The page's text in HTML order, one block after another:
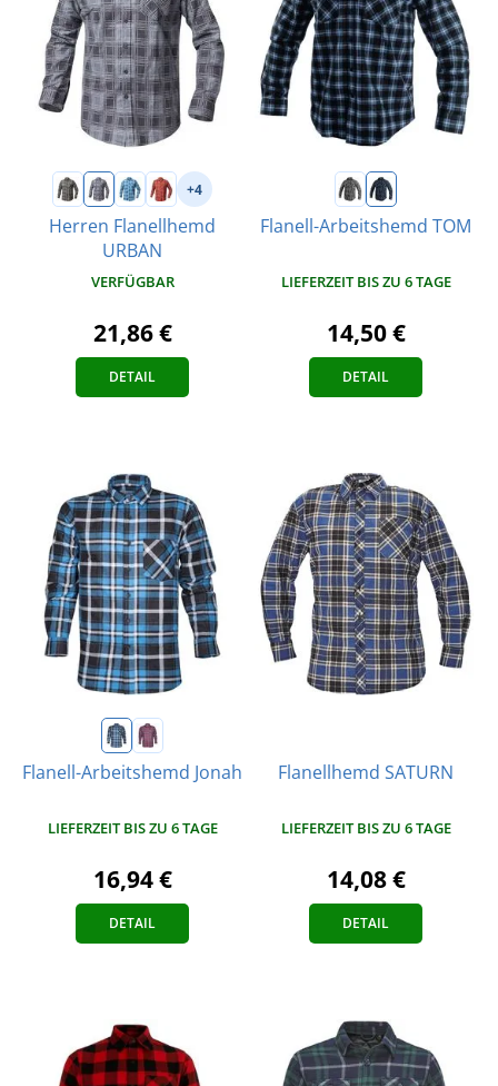
+4
Herren Flanellhemd
URBAN
VERFÜGBAR
21,86 €
DETAIL
Flanell-Arbeitshemd TOM
LIEFERZEIT BIS ZU 6 TAGE
14,50 €
DETAIL
Flanell-Arbeitshemd Jonah
LIEFERZEIT BIS ZU 6 TAGE
16,94 €
DETAIL
Flanellhemd SATURN
LIEFERZEIT BIS ZU 6 TAGE
14,08 €
DETAIL